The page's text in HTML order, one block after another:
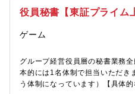
くことはもちろんですが、受け
は担当役員に対して自分の意見
って業務いただくことを期待い
員をご担当いただく場合もある
（秘書）■年齢層 20代4、5名
新横浜地区にはマクニカ第1ビル
ざいます。職場環境は、元気・
役員秘書【東証プライム
ゲーム
グループ経営役員層の秘書業務
本的には1名体制で担当いただき
う体制になっています）【具体